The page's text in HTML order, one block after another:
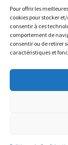
Pour offrir les
cookies pour stocker
consentir à ces
comportement de
consentir ou de retirer
caractéristiques et
© 2026 Site
Puycapel.fr
votre usage du